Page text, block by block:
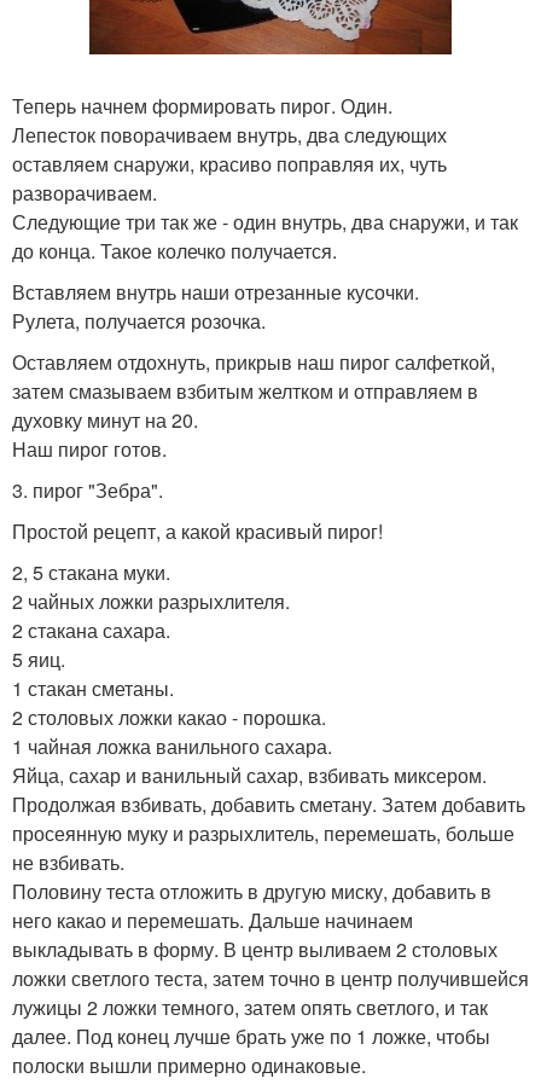
Теперь начнем формировать пирог. Один.
Лепесток поворачиваем внутрь, два следующих
оставляем снаружи, красиво поправляя их, чуть
разворачиваем.
Следующие три так же - один внутрь, два снаружи, и так
до конца. Такое колечко получается.
Вставляем внутрь наши отрезанные кусочки.
Рулета, получается розочка.
Оставляем отдохнуть, прикрыв наш пирог салфеткой,
затем смазываем взбитым желтком и отправляем в
духовку минут на 20.
Наш пирог готов.
3. пирог "Зебра".
Простой рецепт, а какой красивый пирог!
2, 5 стакана муки.
2 чайных ложки разрыхлителя.
2 стакана сахара.
5 яиц.
1 стакан сметаны.
2 столовых ложки какао - порошка.
1 чайная ложка ванильного сахара.
Яйца, сахар и ванильный сахар, взбивать миксером.
Продолжая взбивать, добавить сметану. Затем добавить
просеянную муку и разрыхлитель, перемешать, больше
не взбивать.
Половину теста отложить в другую миску, добавить в
него какао и перемешать. Дальше начинаем
выкладывать в форму. В центр выливаем 2 столовых
ложки светлого теста, затем точно в центр получившейся
лужицы 2 ложки темного, затем опять светлого, и так
далее. Под конец лучше брать уже по 1 ложке, чтобы
полоски вышли примерно одинаковые.